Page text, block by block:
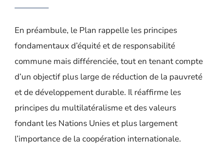
En préambule, le Plan rappelle les principes
fondamentaux d’équité et de responsabilité
commune mais différenciée, tout en tenant compte
d’un objectif plus large de réduction de la pauvreté
et de développement durable. Il réaffirme les
principes du multilatéralisme et des valeurs
fondant les Nations Unies et plus largement
l’importance de la coopération internationale.